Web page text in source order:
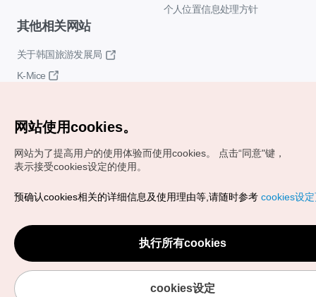
个人位置信息处理方针
其他相关网站
关于韩国旅游发展局
K-Mice
Copyrights (c) 韩国旅游发展局版权所有
VISITKOREA官方邮箱
chnsim@knto.or.kr
网站使用cookies。
网站为了提高用户的使用体验而使用cookies。
点击“同意"键，
表示接受cookies设定的使用。
预确认cookies相关的详细信息及使用理由等,请随时参考 cookies设
执行所有cookies
cookies设定